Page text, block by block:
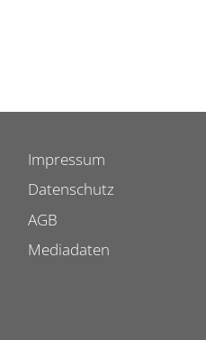
Impressum
Datenschutz
AGB
Mediadaten